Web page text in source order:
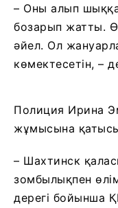
– Оны алып
бозарып жатты.
әйел. Ол
көмектесетін, –
Полиция Ирина
жұмысына
– Шахтинск
зомбылықпен
дерегі бойынша